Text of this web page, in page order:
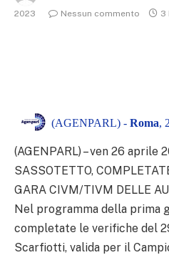
2023
Nessun commento 3
(AGENPARL) - Roma,
(AGENPARL) – ven 26 aprile
SASSOTETTO,
GARA CIVM/TIVM DELLE
Nel programma della prima
completate le verifiche del
Scarfiotti, valida per il